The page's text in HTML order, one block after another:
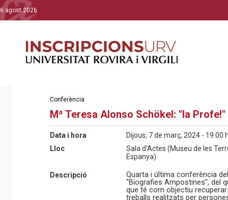
6 agost 2026
Conferència
Mª Teresa Alonso Schökel: "la
Data i hora
Dijous, 7 de març, 2024 - 19.00
Lloc
Sala d'Actes (Museu de les
Espanya)
Descripció
Quarta i última conferència
"Biografies Ampostines", del
que té com objectiu
treballs realitzats per